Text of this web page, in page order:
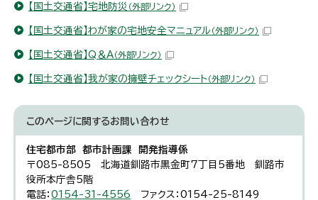
【国土交通省】宅地防災 （外部リンク）
【国土交通省】わが家の宅地安全マニュアル （外部リンク）
【国土交通省】Q＆A（外部リンク）
【国土交通省】我が家の擁壁チェックシート（外部リンク）
このページに関するお問い合わせ
住宅都市部 都市計画課 開発指導係
〒085-8505 北海道釧路市黒金町7丁目5番地 釧路市
役所本庁舎5階
電話：0154-31-4556
ファクス：0154-25-8149